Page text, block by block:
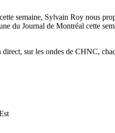
semaine, Sylvain Roy nous
du Journal de Montréal cette
sur les ondes de CHNC,